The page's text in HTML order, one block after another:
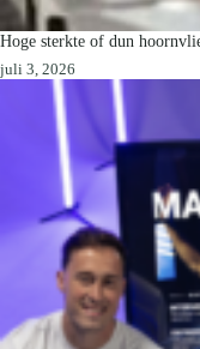
Hoge sterkte of dun
juli 3, 2026